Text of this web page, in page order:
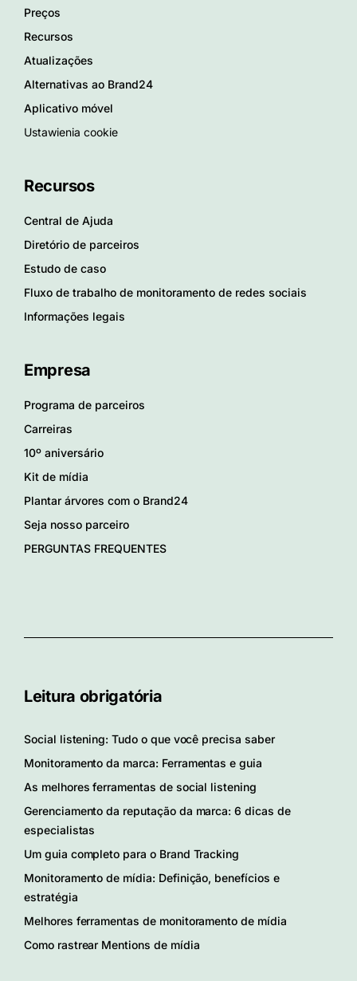
Preços
Recursos
Atualizações
Alternativas ao Brand24
Aplicativo móvel
Ustawienia cookie
Recursos
Central de Ajuda
Diretório de parceiros
Estudo de caso
Fluxo de trabalho de monitoramento de redes sociais
Informações legais
Empresa
Programa de parceiros
Carreiras
10º aniversário
Kit de mídia
Plantar árvores com o Brand24
Seja nosso parceiro
PERGUNTAS FREQUENTES
Leitura obrigatória
Social listening: Tudo o que você precisa saber
Monitoramento da marca: Ferramentas e guia
As melhores ferramentas de social listening
Gerenciamento da reputação da marca: 6 dicas de
especialistas
Um guia completo para o Brand Tracking
Monitoramento de mídia: Definição, benefícios e
estratégia
Melhores ferramentas de monitoramento de mídia
Como rastrear Mentions de mídia